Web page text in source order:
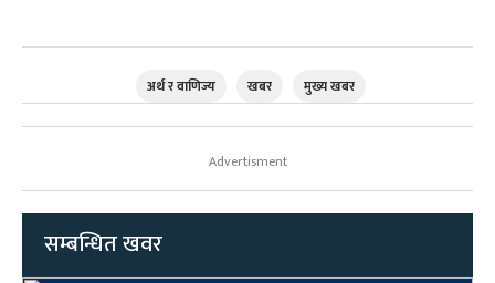
अर्थ र वाणिज्य खबर मुख्य खबर
Advertisment
सम्बन्धित खवर